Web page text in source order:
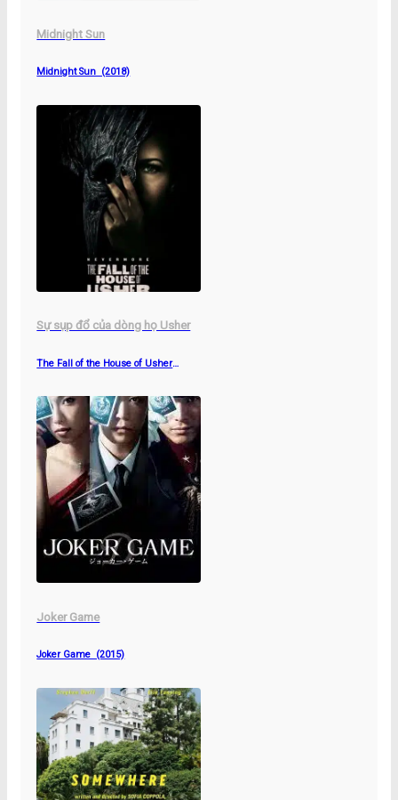
Midnight Sun
Midnight Sun (2018)
Sự sụp đổ của dòng họ Usher
The Fall of the House of Usher
Joker Game
Joker Game (2015)